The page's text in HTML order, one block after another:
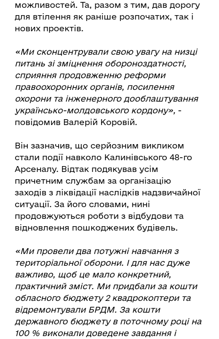
можливостей. Та, разом з тим, дав дорогу
для втілення як раніше розпочатих, так і
нових проектів.
«Ми сконцентрували свою увагу на низці
питань зі зміцнення обороноздатності,
сприяння продовженню реформи
правоохоронних органів, посилення
охорони та інженерного дооблаштування
українсько-молдовського кордону», -
повідомив Валерій Коровій.
Він зазначив, що серйозним викликом
стали події навколо Калинівського 48-го
Арсеналу. Відтак подякував усім
причетним службам за організацію
заходів з ліквідації наслідків надзвичайної
ситуації. За його словами, нині
продовжуються роботи з відбудови та
відновлення пошкоджених будівель.
«Ми провели два потужні навчання з
територіальної оборони. І для нас дуже
важливо, щоб це мало конкретний,
практичний зміст. Ми придбали за кошти
обласного бюджету 2 квадрокоптери та
відремонтували БРДМ. За кошти
державного бюджету в поточному році на
100 % виконали доведене завдання і